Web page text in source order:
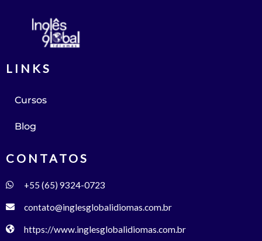
LINKS
Cursos
Blog
CONTATOS
+55 (65) 9324-0723
contato@inglesglobalidiomas.com.br
https://www.inglesglobalidiomas.com.br